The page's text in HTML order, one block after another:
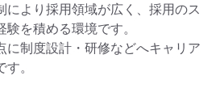
により採用領域が広く、採用のス
を積める環境です。
に制度設計・研修などへキャリア
。